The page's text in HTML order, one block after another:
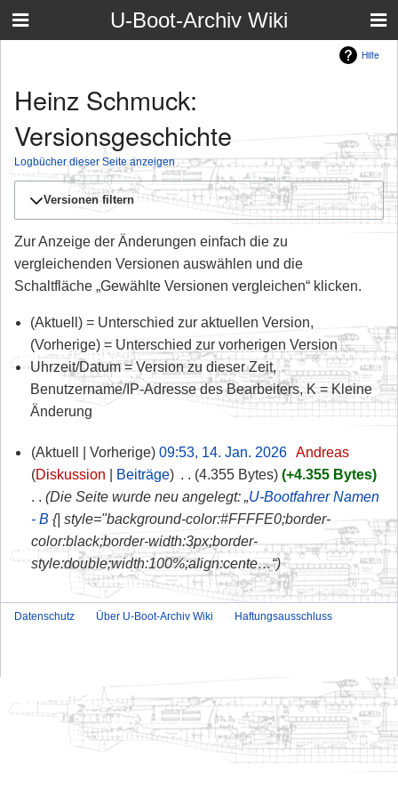
U-Boot-Archiv Wiki
Hilfe
Heinz Schmuck:
Versionsgeschichte
Logbücher dieser Seite anzeigen
Versionen filtern
Zur Anzeige der Änderungen einfach die zu
vergleichenden Versionen auswählen und die
Schaltfläche „Gewählte Versionen vergleichen“ klicken.
(Aktuell) = Unterschied zur aktuellen Version,
(Vorherige) = Unterschied zur vorherigen Version
Uhrzeit/Datum = Version zu dieser Zeit,
Benutzername/IP-Adresse des Bearbeiters, K = Kleine
Änderung
Aktuell Vorherige 09:53, 14. Jan. 2026‎ Andreas
Diskussion
Beiträge 4.355 Bytes
+4.355 Bytes
Die Seite wurde neu angelegt: „U-Bootfahrer Namen
- B {| style="background-color:#FFFFE0;border-
color:black;border-width:3px;border-
style:double;width:100%;align:cente…“
Datenschutz Über U-Boot-Archiv Wiki Haftungsausschluss